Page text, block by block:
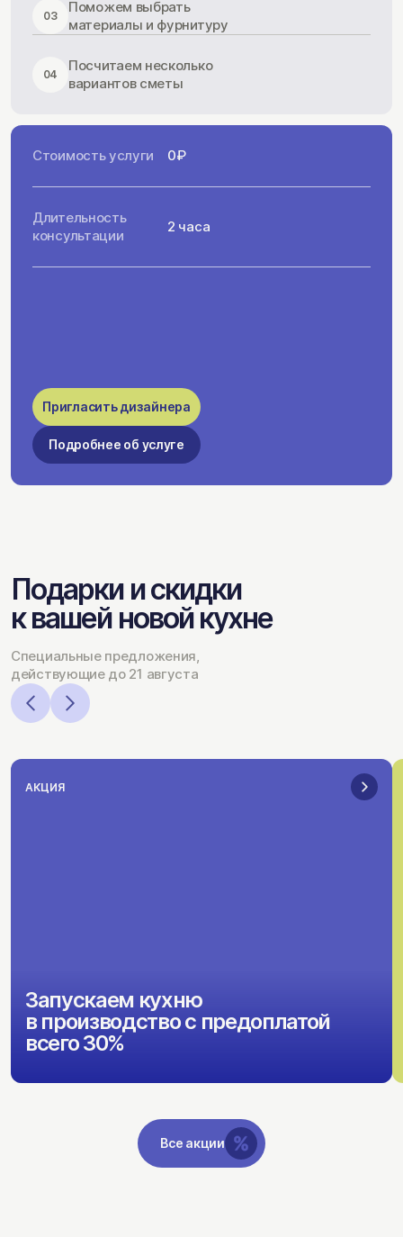
03
Поможем выбрать
материалы и фурнитуру
04
Посчитаем несколько
вариантов сметы
Стоимость услуги 0₽
Длительность
консультации
2 часа
Пригласить дизайнера
Подробнее об услуге
Подарки и скидки
к вашей новой кухне
Специальные предложения,
действующие до 21 августа
АКЦИЯ
Запускаем кухню
в производство с предоплатой
всего 30%
Все акции